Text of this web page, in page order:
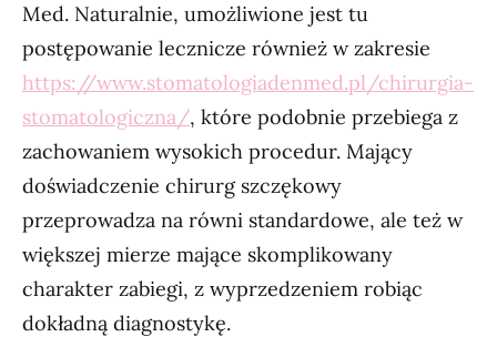
Med. Naturalnie, umożliwione jest tu
postępowanie lecznicze również w zakresie
https://www.stomatologiadenmed.pl/chirurgia-
stomatologiczna/, które podobnie przebiega z
zachowaniem wysokich procedur. Mający
doświadczenie chirurg szczękowy
przeprowadza na równi standardowe, ale też w
większej mierze mające skomplikowany
charakter zabiegi, z wyprzedzeniem robiąc
dokładną diagnostykę.